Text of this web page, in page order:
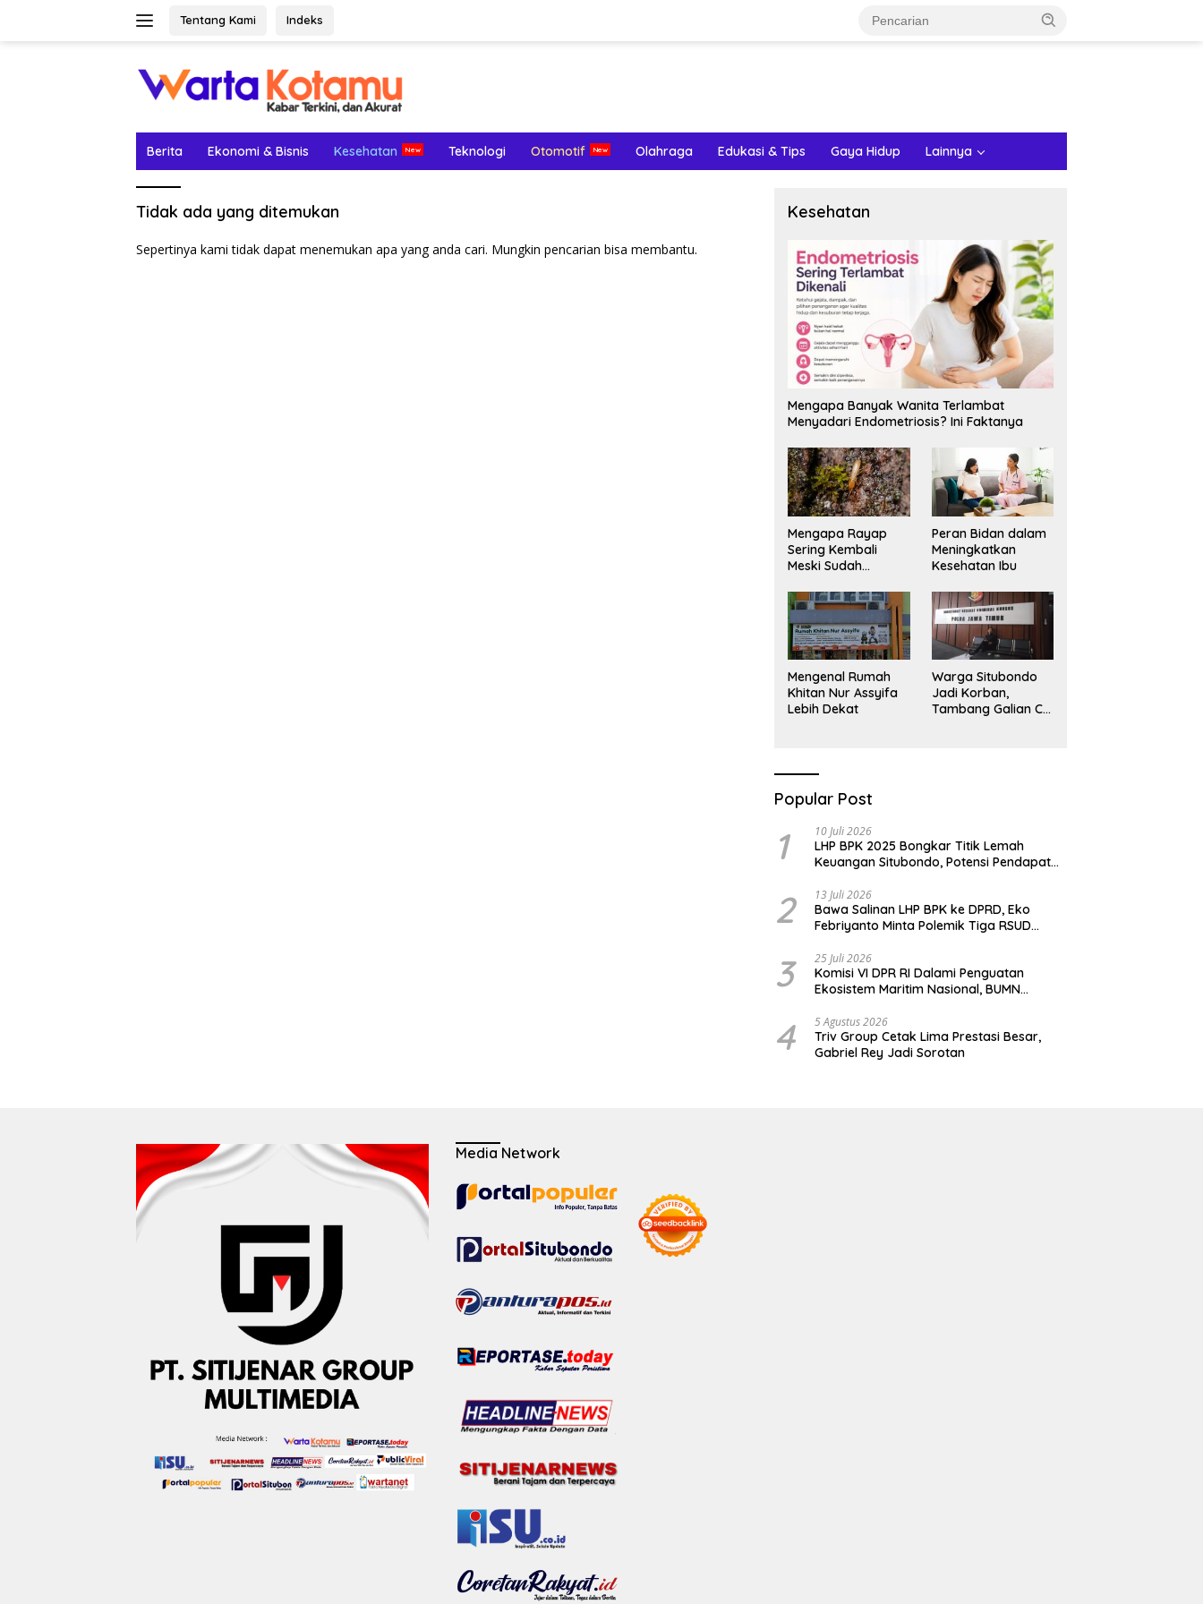
Tentang Kami Indeks
Berita Ekonomi & Bisnis Kesehatan Teknologi Otomotif Olahraga Edukasi & Tips Gaya Hidup Lainnya
Tidak ada yang ditemukan
Sepertinya kami tidak dapat menemukan apa yang anda cari. Mungkin pencarian bisa membantu.
Kesehatan
Mengapa Banyak Wanita Terlambat
Menyadari Endometriosis? Ini Faktanya
Mengapa Rayap
Sering Kembali
Meski Sudah
Peran Bidan dalam
Meningkatkan
Kesehatan Ibu
Mengenal Rumah
Khitan Nur Assyifa
Lebih Dekat
Warga Situbondo
Jadi Korban,
Tambang Galian C
Popular Post
1 10 Juli 2026
LHP BPK 2025 Bongkar Titik Lemah
Keuangan Situbondo, Potensi Pendapatan
2 13 Juli 2026
Bawa Salinan LHP BPK ke DPRD, Eko
Febriyanto Minta Polemik Tiga RSUD
Opini
3 25 Juli 2026
Komisi VI DPR RI Dalami Penguatan
Ekosistem Maritim Nasional, BUMN
Surabaya
4 5 Agustus 2026
Triv Group Cetak Lima Prestasi Besar,
Gabriel Rey Jadi Sorotan
Media Network